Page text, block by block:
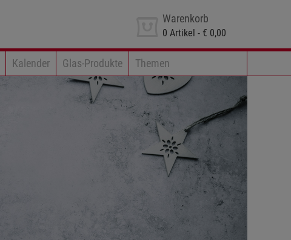
Warenkorb
0 Artikel - € 0,00
Kalender Glas-Produkte Themen